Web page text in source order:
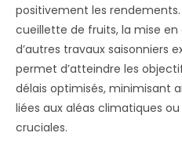
positivement les
cueillette de fruits, la mise
d’autres travaux saisonniers
permet d’atteindre les
délais optimisés, minimisant
liées aux aléas climatiques
cruciales.